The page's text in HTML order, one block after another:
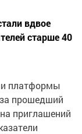
вдвое
старше 40
платформы
за прошедший
приглашений